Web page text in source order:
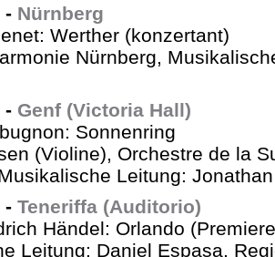
- Nürnberg
Werther (konzertant)
Nürnberg,
- Genf (Victoria Hall)
Sonnenring
(Violine), Orchestre de la
Leitung:
- Teneriffa (Auditorio)
Händel: Orlando
Leitung: Daniel Espasa,